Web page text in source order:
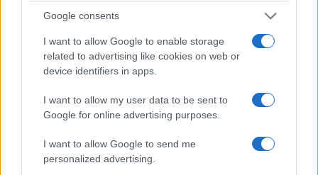
Google consents
I want to allow Google to enable storage
related to advertising like cookies on web or
device identifiers in apps.
I want to allow my user data to be sent to
Google for online advertising purposes.
I want to allow Google to send me
personalized advertising.